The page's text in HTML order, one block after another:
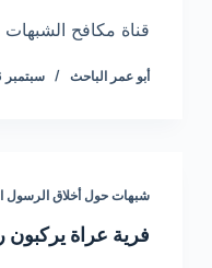
قناة مكافح
أبو عمر الباحث سبتمبر 16, 2012
شبهات حول أخلاق الرسول
فرية عراة يركبون